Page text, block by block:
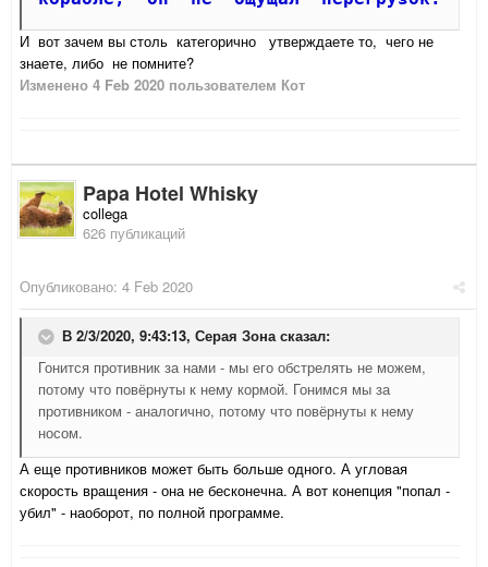
И вот зачем вы столь категорично утверждаете то, чего не
знаете, либо не помните?
Изменено 4 Feb 2020 пользователем Кот
Papa Hotel Whisky
collega
626 публикаций
Опубликовано: 4 Feb 2020
В 2/3/2020, 9:43:13, Серая Зонасказал:
Гонится противник за нами - мы его обстрелять не можем,
потому что повёрнуты к нему кормой. Гонимся мы за
противником - аналогично, потому что повёрнуты к нему
носом.
А еще противников может быть больше одного. А угловая
скорость вращения - она не бесконечна. А вот конепция "попал -
убил" - наоборот, по полной программе.